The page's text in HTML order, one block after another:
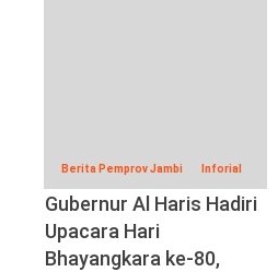
Berita Pemprov Jambi Inforial
Gubernur Al Haris Hadiri
Upacara Hari
Bhayangkara ke-80,